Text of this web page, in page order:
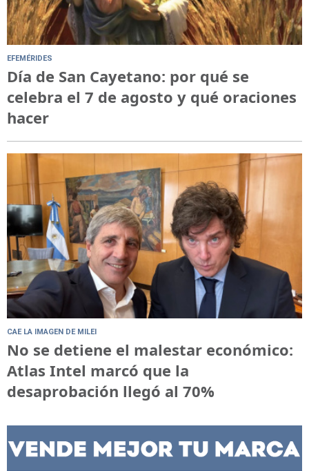
EFEMÉRIDES
Día de San Cayetano: por qué se
celebra el 7 de agosto y qué oraciones
hacer
CAE LA IMAGEN DE MILEI
No se detiene el malestar económico:
Atlas Intel marcó que la
desaprobación llegó al 70%